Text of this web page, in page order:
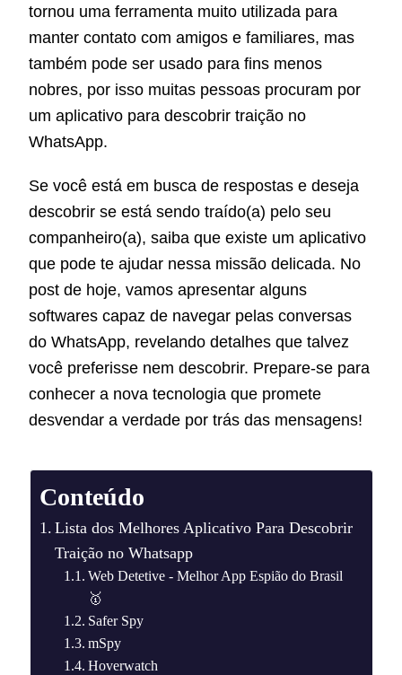
tornou uma ferramenta muito utilizada para
manter contato com amigos e familiares, mas
também pode ser usado para fins menos
nobres, por isso muitas pessoas procuram por
um aplicativo para descobrir traição no
WhatsApp.
Se você está em busca de respostas e deseja
descobrir se está sendo traído(a) pelo seu
companheiro(a), saiba que existe um aplicativo
que pode te ajudar nessa missão delicada. No
post de hoje, vamos apresentar alguns
softwares capaz de navegar pelas conversas
do WhatsApp, revelando detalhes que talvez
você preferisse nem descobrir. Prepare-se para
conhecer a nova tecnologia que promete
desvendar a verdade por trás das mensagens!
Conteúdo
Lista dos Melhores Aplicativo Para Descobrir
Traição no Whatsapp
Web Detetive - Melhor App Espião do Brasil
🥇
Safer Spy
mSpy
Hoverwatch